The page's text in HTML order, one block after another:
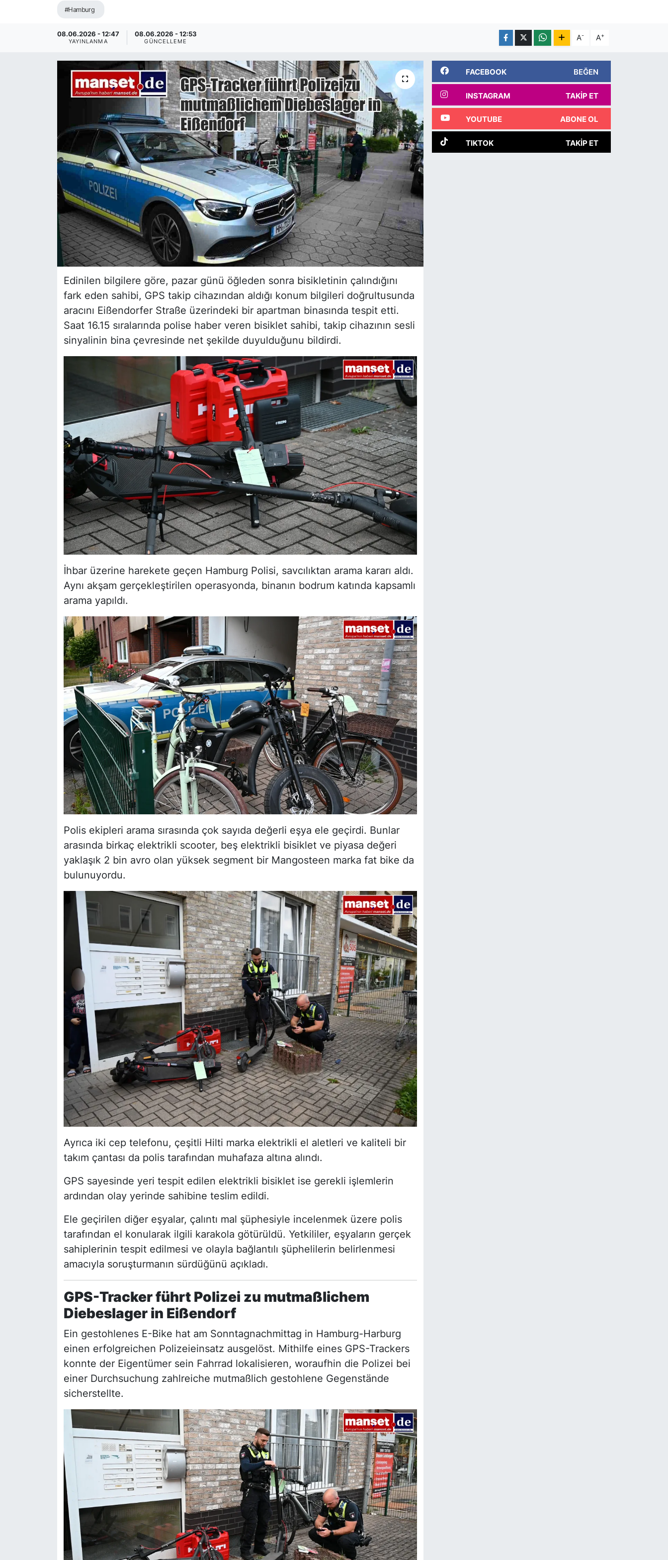
#Hamburg
08.06.2026 - 12:47
YAYINLANMA
08.06.2026 - 12:53
GÜNCELLEME A- A+
Edinilen bilgilere göre, pazar günü öğleden sonra bisikletinin çalındığını
fark eden sahibi, GPS takip cihazından aldığı konum bilgileri doğrultusunda
aracını Eißendorfer Straße üzerindeki bir apartman binasında tespit etti.
Saat 16.15 sıralarında polise haber veren bisiklet sahibi, takip cihazının sesli
sinyalinin bina çevresinde net şekilde duyulduğunu bildirdi.
İhbar üzerine harekete geçen Hamburg Polisi, savcılıktan arama kararı aldı.
Aynı akşam gerçekleştirilen operasyonda, binanın bodrum katında kapsamlı
arama yapıldı.
Polis ekipleri arama sırasında çok sayıda değerli eşya ele geçirdi. Bunlar
arasında birkaç elektrikli scooter, beş elektrikli bisiklet ve piyasa değeri
yaklaşık 2 bin avro olan yüksek segment bir Mangosteen marka fat bike da
bulunuyordu.
Ayrıca iki cep telefonu, çeşitli Hilti marka elektrikli el aletleri ve kaliteli bir
takım çantası da polis tarafından muhafaza altına alındı.
GPS sayesinde yeri tespit edilen elektrikli bisiklet ise gerekli işlemlerin
ardından olay yerinde sahibine teslim edildi.
Ele geçirilen diğer eşyalar, çalıntı mal şüphesiyle incelenmek üzere polis
tarafından el konularak ilgili karakola götürüldü. Yetkililer, eşyaların gerçek
sahiplerinin tespit edilmesi ve olayla bağlantılı şüphelilerin belirlenmesi
amacıyla soruşturmanın sürdüğünü açıkladı.
GPS-Tracker führt Polizei zu mutmaßlichem
Diebeslager in Eißendorf
Ein gestohlenes E-Bike hat am Sonntagnachmittag in Hamburg-Harburg
einen erfolgreichen Polizeieinsatz ausgelöst. Mithilfe eines GPS-Trackers
konnte der Eigentümer sein Fahrrad lokalisieren, woraufhin die Polizei bei
einer Durchsuchung zahlreiche mutmaßlich gestohlene Gegenstände
sicherstellte.
FACEBOOK BEĞEN
INSTAGRAM TAKIP ET
YOUTUBE ABONE OL
TIKTOK TAKIP ET